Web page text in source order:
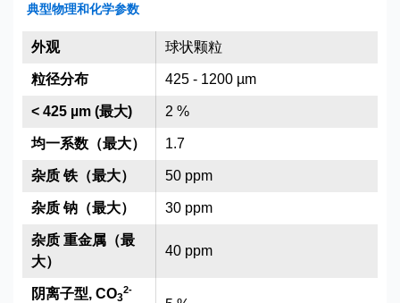
典型物理和化学参数
球状颗粒
425 - 1200 µm
2 %
1.7
50 ppm
30 ppm
40 ppm
外观
粒径分布
< 425 µm (最大)
均一系数（最大）
杂质 铁（最大）
杂质 钠（最大）
杂质 重金属（最
大）
阴离子型, CO3
2-